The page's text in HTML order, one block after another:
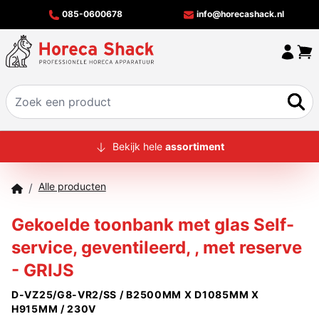
085-0600678 info@horecashack.nl
HOME
MERKEN
OFFERTECHECKER
Bekijk hele assortiment
/ Alle producten
Gekoelde toonbank met glas Self-
service, geventileerd, , met reserve
- GRIJS
D-VZ25/G8-VR2/SS / B2500MM X D1085MM X
H915MM / 230V